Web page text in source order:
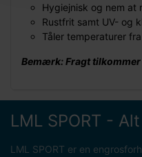
Hygiejnisk og nem at
Rustfrit samt UV- og
Tåler temperaturer
Bemærk: Fragt tilkommer
LML SPORT -
LML SPORT er en